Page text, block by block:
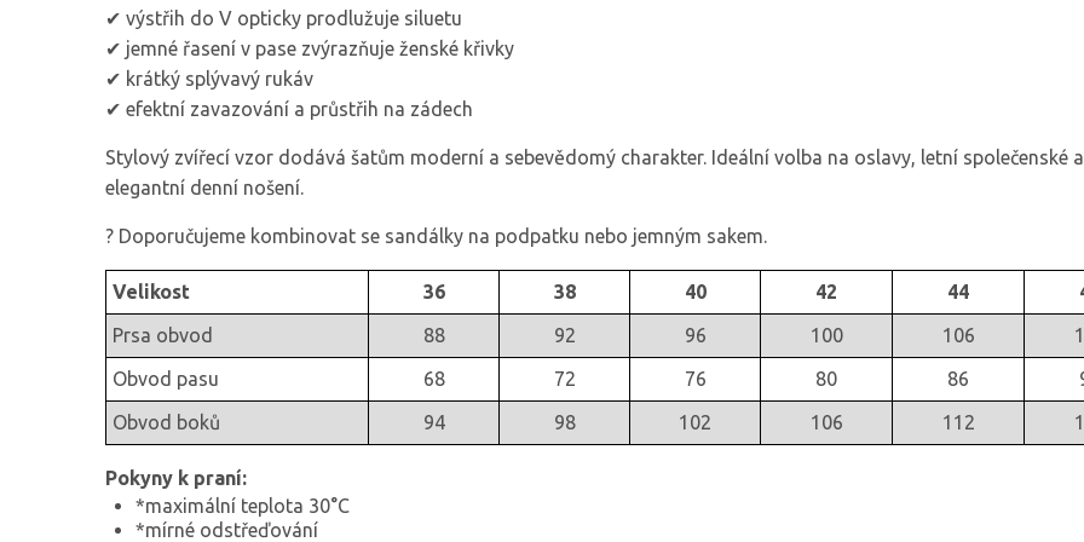
✔ výstřih do V opticky prodlužuje siluetu
✔ jemné řasení v pase zvýrazňuje ženské křivky
✔ krátký splývavý rukáv
✔ efektní zavazování a průstřih na zádech
Stylový zvířecí vzor dodává šatům moderní a sebevědomý charakter. Ideální volba na oslavy, letní společenské
elegantní denní nošení.
? Doporučujeme kombinovat se sandálky na podpatku nebo jemným sakem.
Velikost 36 38 40 42 44
Prsa obvod
88 92 96 100 106
Obvod pasu
68 72 76 80 86
Obvod boků
94 98 102 106 112
Pokyny k praní:
*maximální teplota 30°C
*mírné odstřeďování